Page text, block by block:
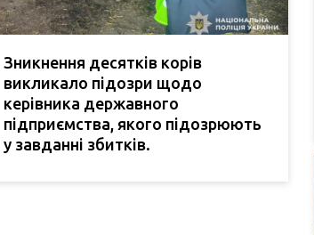
Зникнення десятків корів
викликало підозри щодо
керівника державного
підприємства, якого підозрюють
у завданні збитків.